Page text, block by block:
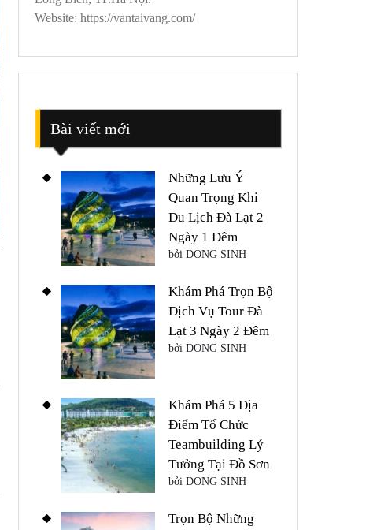
Website: https://vantaivang.com/
Bài viết mới
Những Lưu Ý
Quan Trọng Khi
Du Lịch Đà Lạt 2
Ngày 1 Đêm
bởi DONG SINH
Khám Phá Trọn Bộ
Dịch Vụ Tour Đà
Lạt 3 Ngày 2 Đêm
bởi DONG SINH
Khám Phá 5 Địa
Điểm Tổ Chức
Teambuilding Lý
Tưởng Tại Đồ Sơn
bởi DONG SINH
Trọn Bộ Những